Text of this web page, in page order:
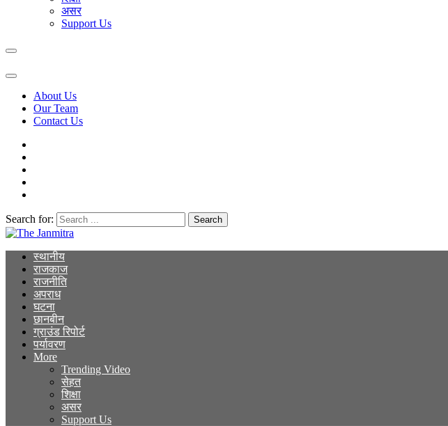
असर
Support Us
About Us
Our Team
Contact Us
Search for:
The Janmitra
The Janmitra
स्थानीय
राजकाज
राजनीति
अपराध
घटना
छानबीन
ग्राउंड रिपोर्ट
पर्यावरण
More
Trending Video
सेहत
शिक्षा
असर
Support Us